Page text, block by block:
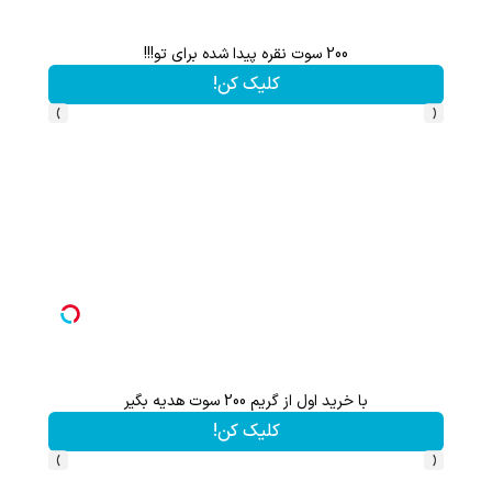
200 سوت نقره پیدا شده برای تو!!!
کلیک کن!
‹
›
با خرید اول از گریم 200 سوت هدیه بگیر
کلیک کن!
‹
›